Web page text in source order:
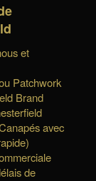
et
Patchwork
Brand
avec
de